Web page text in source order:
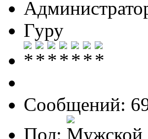
Гуру
Сообщений:
Пол: